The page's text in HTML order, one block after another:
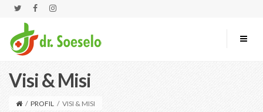
Visi & Misi
/ PROFIL / VISI & MISI